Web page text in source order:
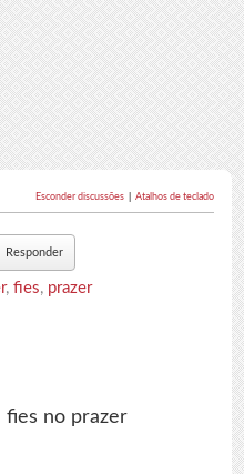
Esconder discussões Atalhos de teclado
Responder
,fies, prazer
fies no prazer